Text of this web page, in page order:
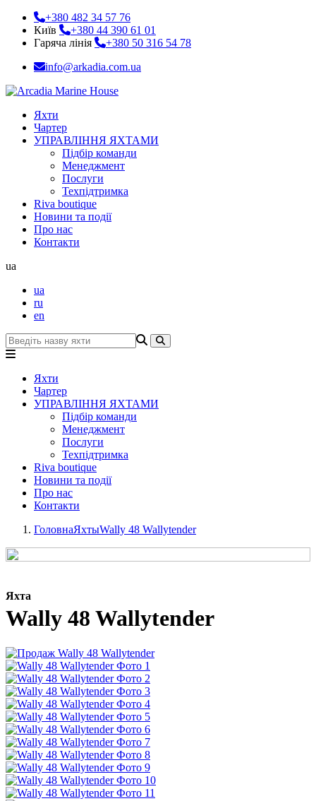
+380 482 34 57 76
Київ
+380 44 390 61 01
Гаряча лінія
+380 50 316 54 78
info@arkadia.com.ua
Яхти
Чартер
УПРАВЛІННЯ ЯХТАМИ
Підбір команди
Менеджмент
Послуги
Техпідтримка
Riva boutique
Новини та події
Про нас
Контакти
ua
ua
ru
en
Яхти
Чартер
УПРАВЛІННЯ ЯХТАМИ
Підбір команди
Менеджмент
Послуги
Техпідтримка
Riva boutique
Новини та події
Про нас
Контакти
ГоловнаЯхтыWally 48 Wallytender
Яхта
Wally 48 Wallytender